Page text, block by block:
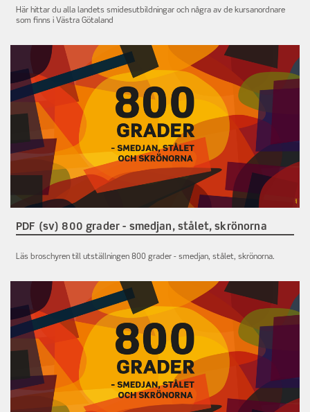
Här hittar du alla landets smidesutbildningar och några av de kursanordnare
som finns i Västra Götaland
PDF (sv) 800 grader - smedjan, stålet, skrönorna
Läs broschyren till utställningen 800 grader - smedjan, stålet, skrönorna.